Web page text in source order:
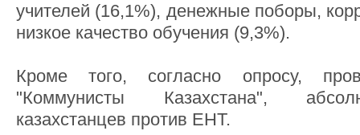
учителей (16,1%), денежные поборы,
низкое качество обучения (9,3%).
Кроме того, согласно опросу,
"Коммунисты Казахстана",
казахстанцев против ЕНТ.